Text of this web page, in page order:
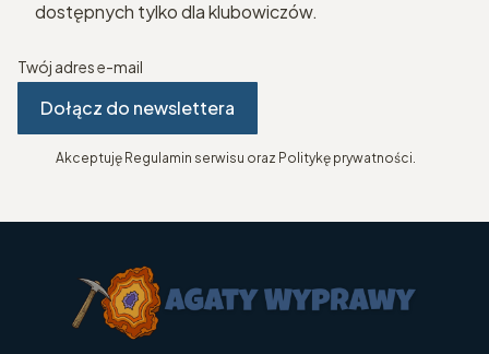
dostępnych tylko dla klubowiczów.
Twój adres e-mail
Dołącz do newslettera
Akceptuję Regulamin serwisu oraz Politykę prywatności.